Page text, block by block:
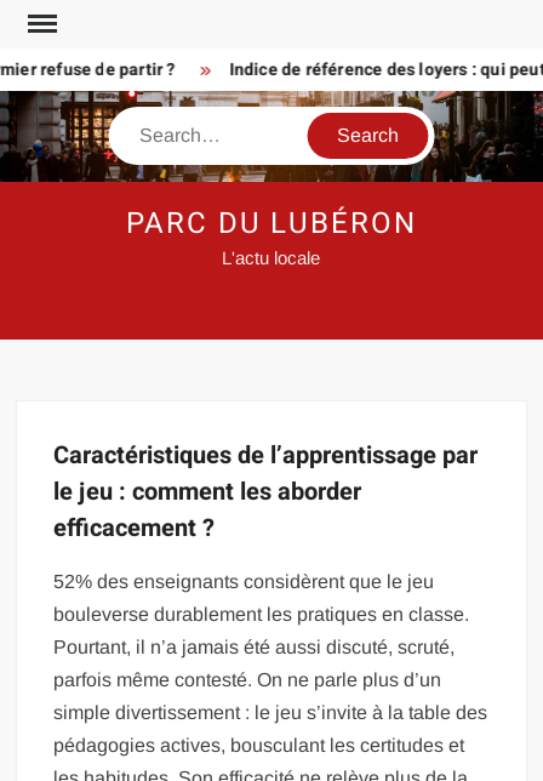
Skip
contentrefuse de partir ? Indice de référence des loyers : qui
Search
PARC DU LUBÉRON
L'actu locale
Caractéristiques de l’apprentissage par
le jeu : comment les aborder
efficacement ?
52% des enseignants considèrent que le jeu
bouleverse durablement les pratiques en classe.
Pourtant, il n’a jamais été aussi discuté, scruté,
parfois même contesté. On ne parle plus d’un
simple divertissement : le jeu s’invite à la table des
pédagogies actives, bousculant les certitudes et